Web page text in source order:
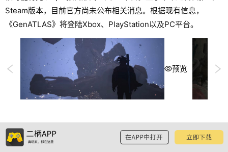
Steam版本，目前官方尚未公布相关消息。根据现有信息，
《GenATLAS》将登陆Xbox、PlayStation以及PC平台。
预览